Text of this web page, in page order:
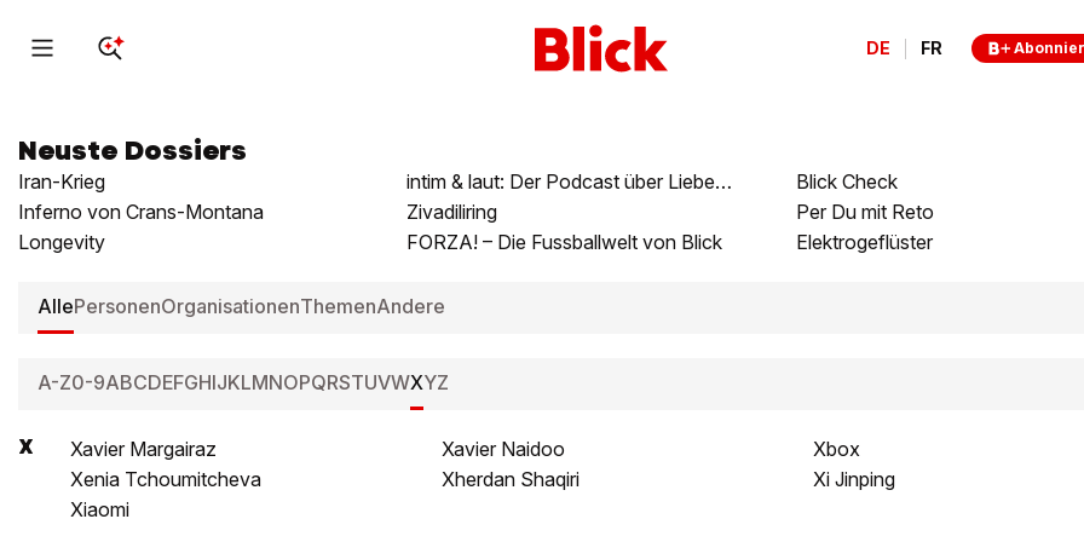
DE FR
Neuste Dossiers
Iran-Krieg intim & laut: Der Podcast über Liebe, Sex und Beziehungen
Blick Check
Inferno von Crans-Montana
Zivadiliring
Per Du mit Reto
Longevity
FORZA! – Die Fussballwelt von Blick Elektrogeflüster
AllePersonenOrganisationenThemenAndere
A-Z0-9ABCDEFGHIJKLMNOPQRSTUVWXYZ
X Xavier Margairaz Xavier Naidoo
Xbox
Xenia Tchoumitcheva
Xherdan Shaqiri
Xi Jinping
Xiaomi